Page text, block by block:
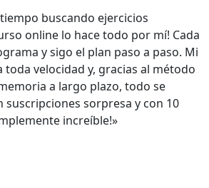
buscando ejercicios
online lo hace todo por mí! Cada
y sigo el plan paso a paso. Mi
toda velocidad y, gracias al método
a largo plazo, todo se
suscripciones sorpresa y con 10
increíble!»